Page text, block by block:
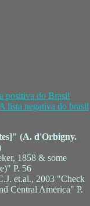
positiva do Brasil
A lista negativa do brasil
(A. d'Orbigny.
1858 & some
P. 56
et.al., 2003 "Check
Central America" P.